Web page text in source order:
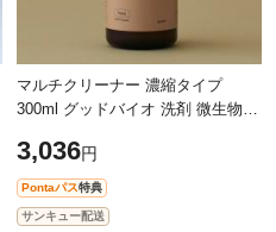
マルチクリーナー 濃縮タイプ
300ml グッドバイオ 洗剤 微生物
安全基準NSF認証 天然由来成分の
み使
3,036円
Pontaパス特典
サンキュー配送